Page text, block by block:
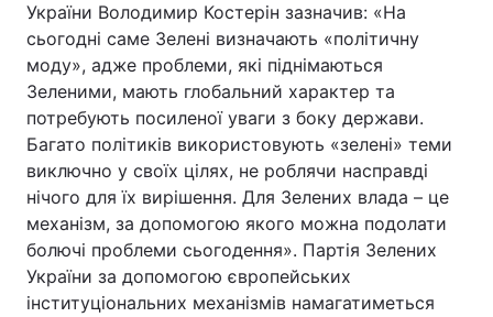
України Володимир Костерін зазначив: «На
сьогодні саме Зелені визначають «політичну
моду», адже проблеми, які піднімаються
Зеленими, мають глобальний характер та
потребують посиленої уваги з боку держави.
Багато політиків використовують «зелені» теми
виключно у своїх цілях, не роблячи насправді
нічого для їх вирішення. Для Зелених влада – це
механізм, за допомогою якого можна подолати
болючі проблеми сьогодення». Партія Зелених
України за допомогою європейських
інституціональних механізмів намагатиметься